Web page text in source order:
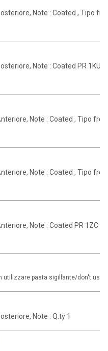
Note : Coated , Tipo
Note : Coated PR 1KU
Note : Coated , Tipo
Note : Coated , Tipo
Note : Coated PR 1ZC ,
utilizzare pasta sigillante/don't use
Note : Q.ty 1